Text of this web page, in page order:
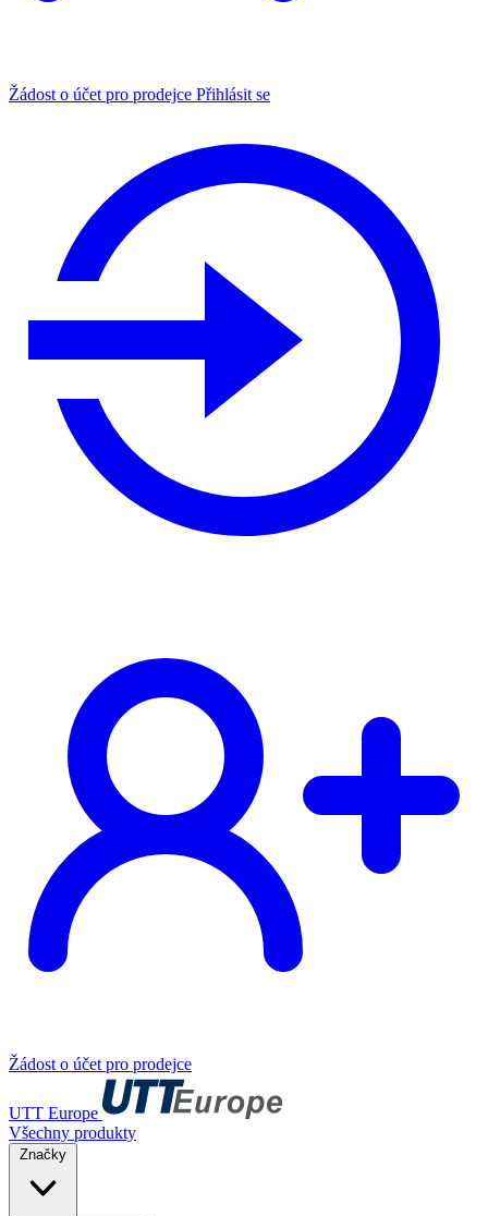
Žádost o účet pro prodejce Přihlásit se
Žádost o účet pro prodejce
UTT Europe
Všechny produkty
Značky